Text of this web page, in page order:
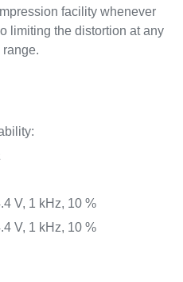
facility whenever
limiting the distortion at any
range.
V, 1 kHz, 10 %
V, 1 kHz, 10 %